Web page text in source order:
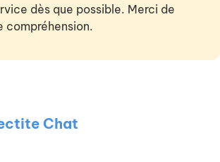
dès que possible. Merci de
compréhension.
Chat